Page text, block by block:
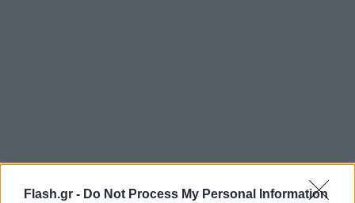
Flash.gr - Do Not Process My Personal Information